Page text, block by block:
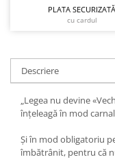
PLATA SECURIZATĂ
cu cardul
Descriere
„Legea nu devine
înțeleagă în mod
Și în mod obligatoriu
îmbătrânit, pentru că